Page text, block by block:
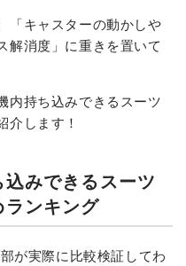
「キャスターの動かしや
解消度」に重きを置いて
内持ち込みできるスーツ
介します！
込みできるスーツ
ンキング
が実際に比較検証してわ